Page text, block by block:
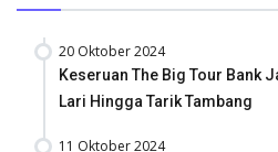
20 Oktober 2024
Keseruan The Big Tour Bank
Lari Hingga Tarik Tambang
11 Oktober 2024